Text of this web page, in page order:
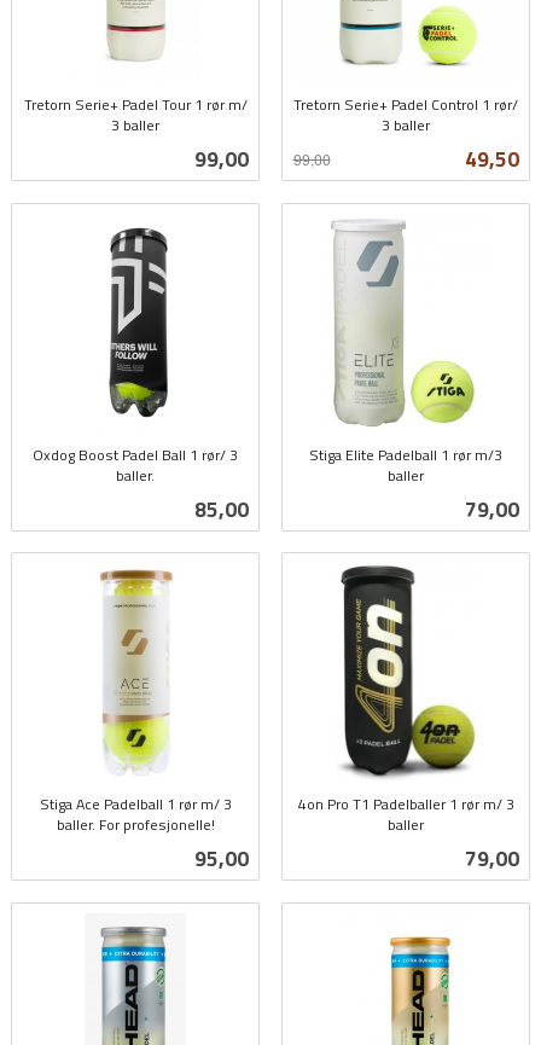
Tretorn Serie+ Padel Tour 1 rør m/
3 baller
Pris
99,00
Tretorn Serie+ Padel Control 1 rør/
3 baller
Tilbud
49,50
99,00
mva.
Oxdog Boost Padel Ball 1 rør/ 3
baller.
Pris
85,00
Stiga Elite Padelball 1 rør m/3
baller
Pris
79,00
Stiga Ace Padelball 1 rør m/ 3
baller. For profesjonelle!
Pris
95,00
4on Pro T1 Padelballer 1 rør m/ 3
baller
Pris
79,00